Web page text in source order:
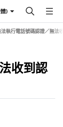
)
執行電話號碼認證／無法
收到認